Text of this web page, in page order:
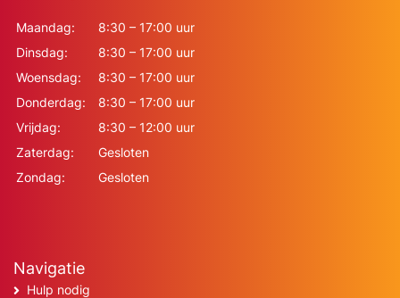
Maandag:
8:30 – 17:00 uur
Dinsdag:
8:30 – 17:00 uur
Woensdag:
8:30 – 17:00 uur
Donderdag:
8:30 – 17:00 uur
Vrijdag:
8:30 – 12:00 uur
Zaterdag:
Gesloten
Zondag:
Gesloten
Navigatie
Hulp nodig